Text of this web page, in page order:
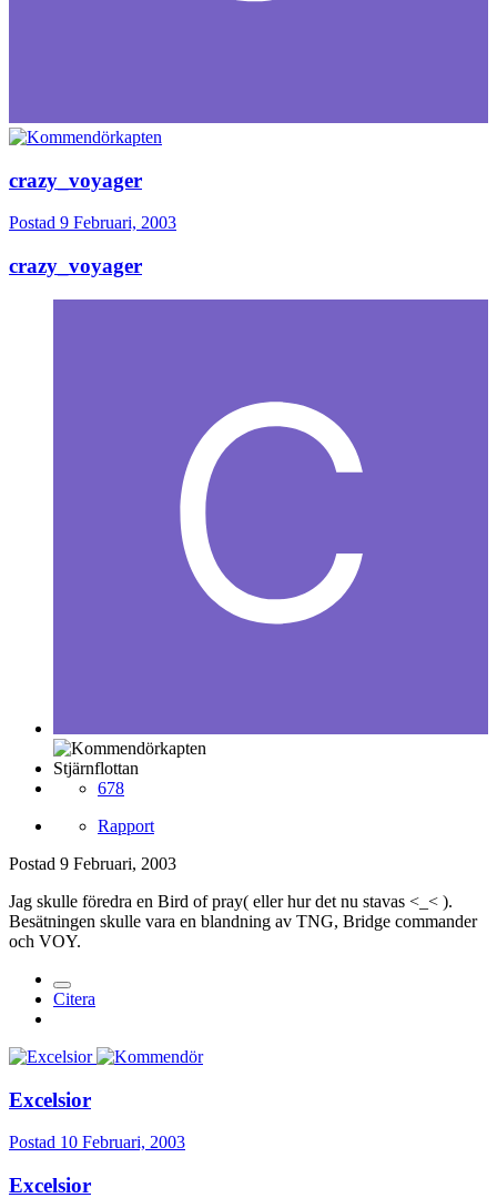
crazy_voyager
Postad 9 Februari, 2003
crazy_voyager
Stjärnflottan
678
Rapport
Postad 9 Februari, 2003
Jag skulle föredra en Bird of pray( eller hur det nu stavas <_< ).
Besätningen skulle vara en blandning av TNG, Bridge commander
och VOY.
Citera
Excelsior
Postad 10 Februari, 2003
Excelsior